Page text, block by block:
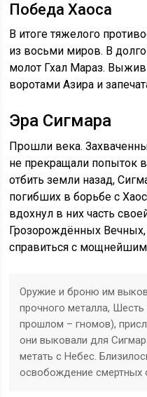
Победа Хаоса
В итоге тяжелого
из восьми миров. В
молот Гхал Мараз.
воротами Азира и
Эра Сигмара
Прошли века.
не прекращали попыток
отбить земли назад,
погибших в борьбе с
вдохнул в них часть
Грозорождённых
справиться с
Оружие и броню им
прочного металла,
прошлом – гномов),
они выковали для
метать с Небес.
освобождение смертных